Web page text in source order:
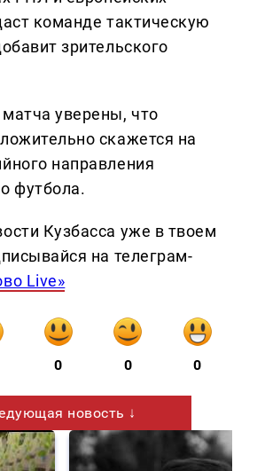
команде тактическую
зрительского
уверены, что
скажется на
направления
футбола.
Кузбасса уже в твоем
на телеграм-
Live»
0 0 0
новость ↓